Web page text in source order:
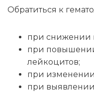
Обратиться к
при снижении
при
лейкоцитов;
при изменении
при